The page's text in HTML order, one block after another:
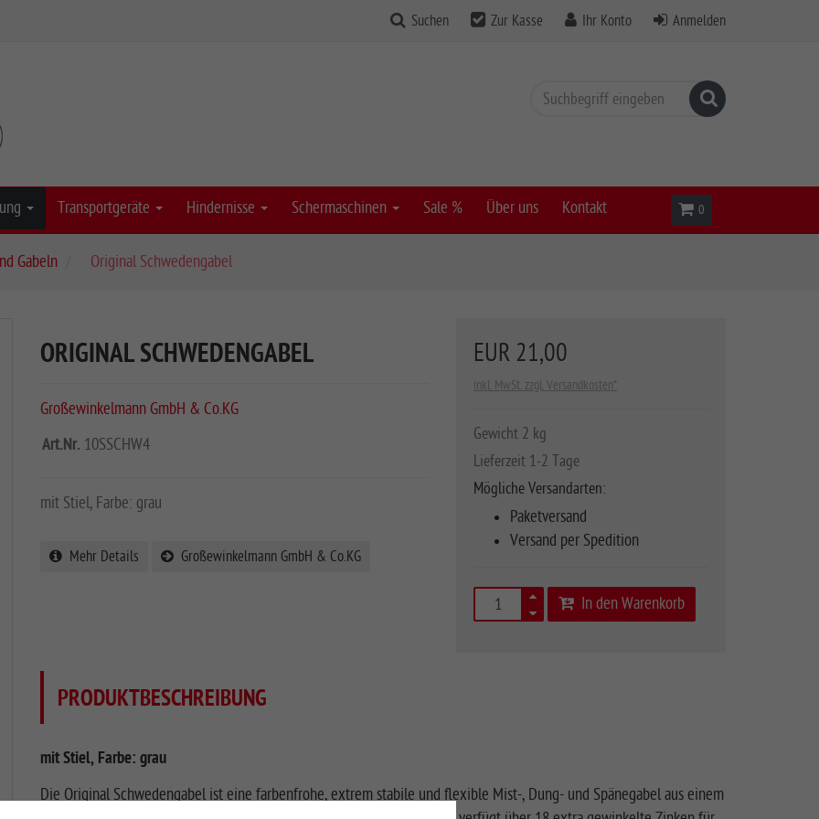
Suchen Zur Kasse Ihr Konto Anmelden
Suchen
Transportgeräte Hindernisse Schermaschinen Sale % Über uns Kontakt Warenkorb
0
Gabeln Original Schwedengabel
EUR 21,00
inkl. MwSt. zzgl. Versandkosten*
Gewicht 2 kg
Lieferzeit 1-2 Tage
Mögliche Versandarten:
Paketversand
Versand per Spedition
In den Warenkorb
ORIGINAL SCHWEDENGABEL
Großewinkelmann GmbH & Co.KG
Art.Nr. 10SSCHW4
mit Stiel, Farbe: grau
Mehr Details Großewinkelmann GmbH & Co.KG
PRODUKTBESCHREIBUNG
mit Stiel, Farbe: grau
Die Original Schwedengabel ist eine farbenfrohe, extrem stabile und flexible Mist-, Dung- und Spänegabel aus einem